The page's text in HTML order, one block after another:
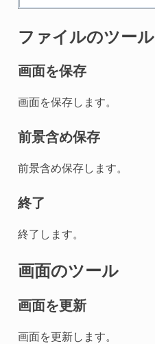
ファイルのツール
画面を保存
画面を保存します。
前景含め保存
前景含め保存します。
終了
終了します。
画面のツール
画面を更新
画面を更新します。